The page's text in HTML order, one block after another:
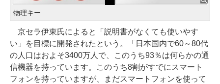
物理キー
京セラ伊東氏によると「説明書がなくても使いやす
い」を目標に開発されたという。「日本国内で60～80代
の人口はおよそ3400万人で、このうち93％は何らかの通
信機器を持っています。このうち8割がすでにスマート
フォンを持っていますが、まだスマートフォンを使って